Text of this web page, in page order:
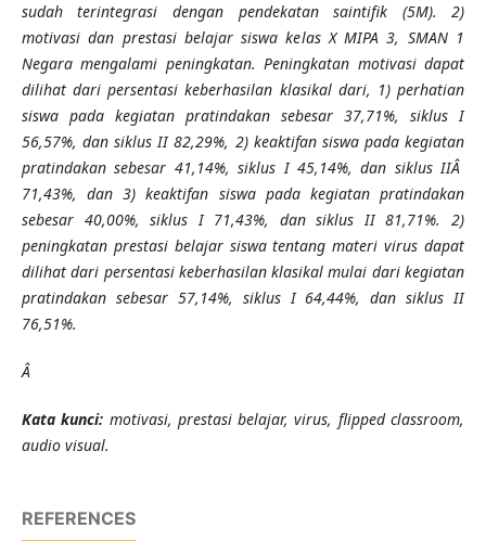
sudah terintegrasi dengan pendekatan saintifik (5M). 2)
motivasi dan prestasi belajar siswa kelas X MIPA 3, SMAN 1
Negara mengalami peningkatan. Peningkatan motivasi dapat
dilihat dari persentasi keberhasilan klasikal dari, 1) perhatian
siswa pada kegiatan pratindakan sebesar 37,71%, siklus I
56,57%, dan siklus II 82,29%, 2) keaktifan siswa pada kegiatan
pratindakan sebesar 41,14%, siklus I 45,14%, dan siklus IIÂ
71,43%, dan 3) keaktifan siswa pada kegiatan pratindakan
sebesar 40,00%, siklus I 71,43%, dan siklus II 81,71%. 2)
peningkatan prestasi belajar siswa tentang materi virus dapat
dilihat dari persentasi keberhasilan klasikal mulai dari kegiatan
pratindakan sebesar 57,14%, siklus I 64,44%, dan siklus II
76,51%.
Â
Kata kunci: motivasi, prestasi belajar, virus, flipped classroom,
audio visual.
REFERENCES